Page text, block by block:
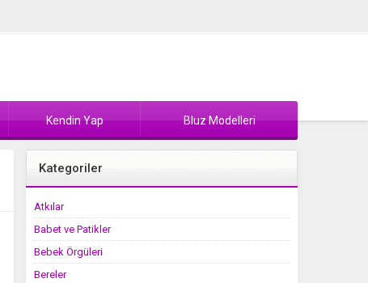
Kendin Yap Bluz Modelleri
Kategoriler
Atkılar
Babet ve Patikler
Bebek Örgüleri
Bereler